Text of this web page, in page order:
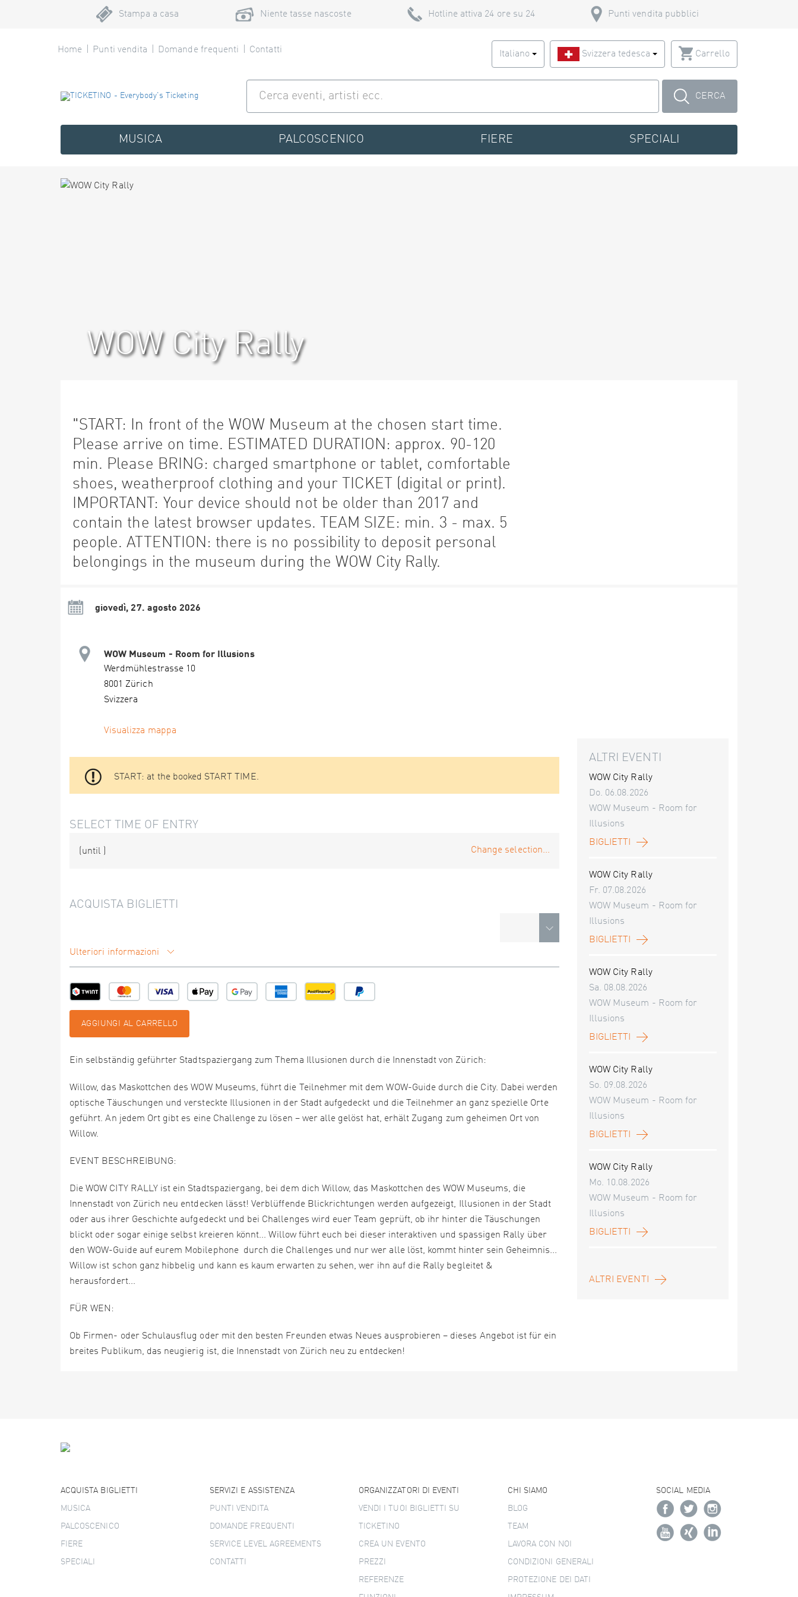
Stampa a casa Niente tasse nascoste Hotline attiva 24 ore su 24 Punti vendita pubblici
Home Punti vendita Domande frequenti Contatti Italiano Svizzera tedesca Carrello
CERCA
MUSICA PALCOSCENICO FIERE SPECIALI
WOW City Rally
"START: In front of the WOW Museum at the chosen start time.
Please arrive on time. ESTIMATED DURATION: approx. 90-120
min. Please BRING: charged smartphone or tablet, comfortable
shoes, weatherproof clothing and your TICKET (digital or print).
IMPORTANT: Your device should not be older than 2017 and
contain the latest browser updates. TEAM SIZE: min. 3 - max. 5
people. ATTENTION: there is no possibility to deposit personal
belongings in the museum during the WOW City Rally.
giovedì, 27. agosto 2026
WOW Museum - Room for Illusions
Werdmühlestrasse 10
8001 Zürich
Svizzera
Visualizza mappa
START: at the booked START TIME.
SELECT TIME OF ENTRY
(until Change selection...
ACQUISTA BIGLIETTI
Ulteriori informazioni
AGGIUNGI AL CARRELLO
Ein selbständig geführter Stadtspaziergang zum Thema Illusionen durch die Innenstadt von Zürich:
Willow, das Maskottchen des WOW Museums, führt die Teilnehmer mit dem WOW-Guide durch die City. Dabei werden
optische Täuschungen und versteckte Illusionen in der Stadt aufgedeckt und die Teilnehmer an ganz spezielle Orte
geführt. An jedem Ort gibt es eine Challenge zu lösen – wer alle gelöst hat, erhält Zugang zum geheimen Ort von
Willow.
EVENT BESCHREIBUNG:
Die WOW CITY RALLY ist ein Stadtspaziergang, bei dem dich Willow, das Maskottchen des WOW Museums, die
Innenstadt von Zürich neu entdecken lässt! Verblüffende Blickrichtungen werden aufgezeigt, Illusionen in der Stadt
oder aus ihrer Geschichte aufgedeckt und bei Challenges wird euer Team geprüft, ob ihr hinter die Täuschungen
blickt oder sogar einige selbst kreieren könnt... Willow führt euch bei dieser interaktiven und spassigen Rally über
den WOW-Guide auf eurem Mobilephone durch die Challenges und nur wer alle löst, kommt hinter sein Geheimnis...
Willow ist schon ganz hibbelig und kann es kaum erwarten zu sehen, wer ihn auf die Rally begleitet &
herausfordert...
FÜR WEN:
Ob Firmen- oder Schulausflug oder mit den besten Freunden etwas Neues ausprobieren – dieses Angebot ist für ein
breites Publikum, das neugierig ist, die Innenstadt von Zürich neu zu entdecken!
ALTRI EVENTI
WOW City Rally
Do. 06.08.2026
WOW Museum - Room for
Illusions
BIGLIETTI
WOW City Rally
Fr. 07.08.2026
WOW Museum - Room for
Illusions
BIGLIETTI
WOW City Rally
Sa. 08.08.2026
WOW Museum - Room for
Illusions
BIGLIETTI
WOW City Rally
So. 09.08.2026
WOW Museum - Room for
Illusions
BIGLIETTI
WOW City Rally
Mo. 10.08.2026
WOW Museum - Room for
Illusions
BIGLIETTI
ALTRI EVENTI
ACQUISTA BIGLIETTI
MUSICA
PALCOSCENICO
FIERE
SPECIALI
SERVIZI E ASSISTENZA
PUNTI VENDITA
DOMANDE FREQUENTI
SERVICE LEVEL AGREEMENTS
CONTATTI
ORGANIZZATORI DI EVENTI
VENDI I TUOI BIGLIETTI SU
TICKETINO
CREA UN EVENTO
PREZZI
REFERENZE
CHI SIAMO
BLOG
TEAM
LAVORA CON NOI
CONDIZIONI GENERALI
PROTEZIONE DEI DATI
SOCIAL MEDIA